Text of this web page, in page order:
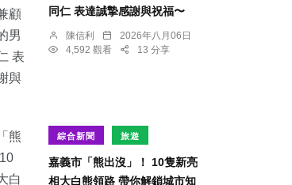
同仁 表達誠摯感謝與祝福〜
陳信利
2026年八月06日
4,592 觀看
13 分享
綜合新聞 旅遊
嘉義市「熊出沒」！ 10隻新亮
相大白熊領路 帶你解鎖城市知